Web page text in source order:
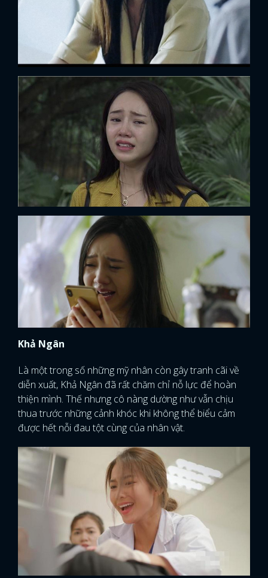
Khả Ngân
Là một trong số những mỹ nhân còn gây tranh cãi về
diễn xuất, Khả Ngân đã rất chăm chỉ nỗ lực để hoàn
thiện mình. Thế nhưng cô nàng dường như vẫn chịu
thua trước những cảnh khóc khi không thể biểu cảm
được hết nỗi đau tột cùng của nhân vật.